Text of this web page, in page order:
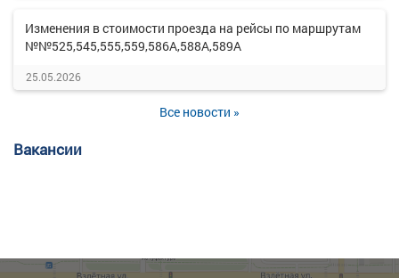
Изменения в стоимости проезда на рейсы по маршрутам
№№525,545,555,559,586А,588А,589А
25.05.2026
Все новости »
Вакансии